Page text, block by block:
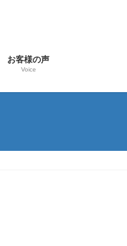
お客様の声
Voice